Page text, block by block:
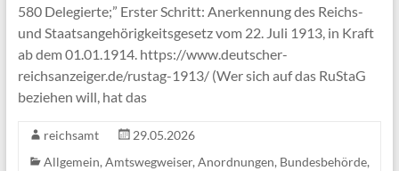
580 Delegierte;” Erster Schritt: Anerkennung des Reichs-
und Staatsangehörigkeitsgesetz vom 22. Juli 1913, in Kraft
ab dem 01.01.1914. https://www.deutscher-
reichsanzeiger.de/rustag-1913/ (Wer sich auf das RuStaG
beziehen will, hat das
reichsamt
29.05.2026
Allgemein, Amtswegweiser, Anordnungen, Bundesbehörde,